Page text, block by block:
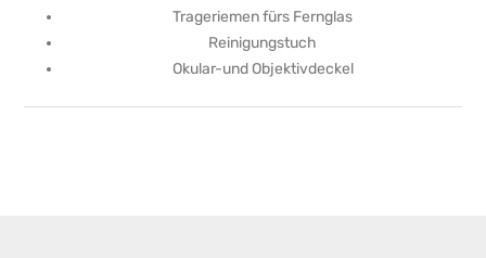
Trageriemen fürs Fernglas
Reinigungstuch
Okular-und Objektivdeckel